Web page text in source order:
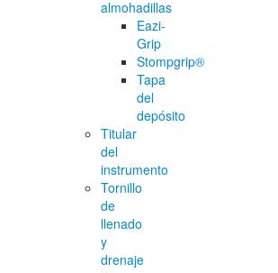
almohadillas
Eazi-
Grip
Stompgrip®
Tapa
del
depósito
Titular
del
instrumento
Tornillo
de
llenado
y
drenaje